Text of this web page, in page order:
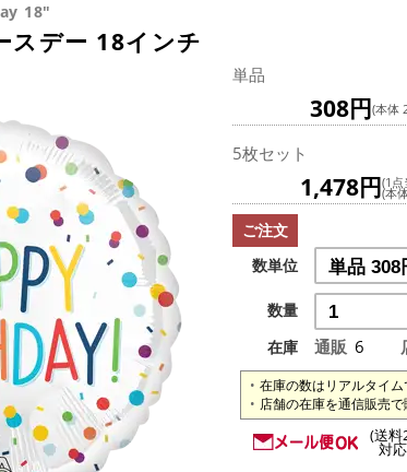
18"
スデー 18インチ
単品
308円(本体
5枚セット
1,478円(1点
(本
ご注文
数単位
数量
在庫
通販 6
在庫の数はリアルタイム
店舗の在庫を通信販売で
(送料
対